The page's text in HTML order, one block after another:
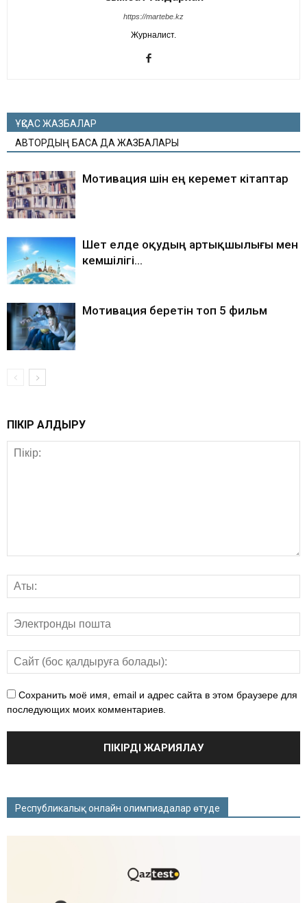
https://martebe.kz
Журналист.
ҰҚСАС ЖАЗБАЛАР
АВТОРДЫҢ БАСҚА ДА ЖАЗБАЛАРЫ
Мотивация үшін ең керемет кітаптар
Шет елде оқудың артықшылығы мен
кемшілігі…
Мотивация беретін топ 5 фильм
ПІКІР ҚАЛДЫРУ
Сохранить моё имя, email и адрес сайта в этом браузере для
последующих моих комментариев.
Республикалық онлайн олимпиадалар өтуде